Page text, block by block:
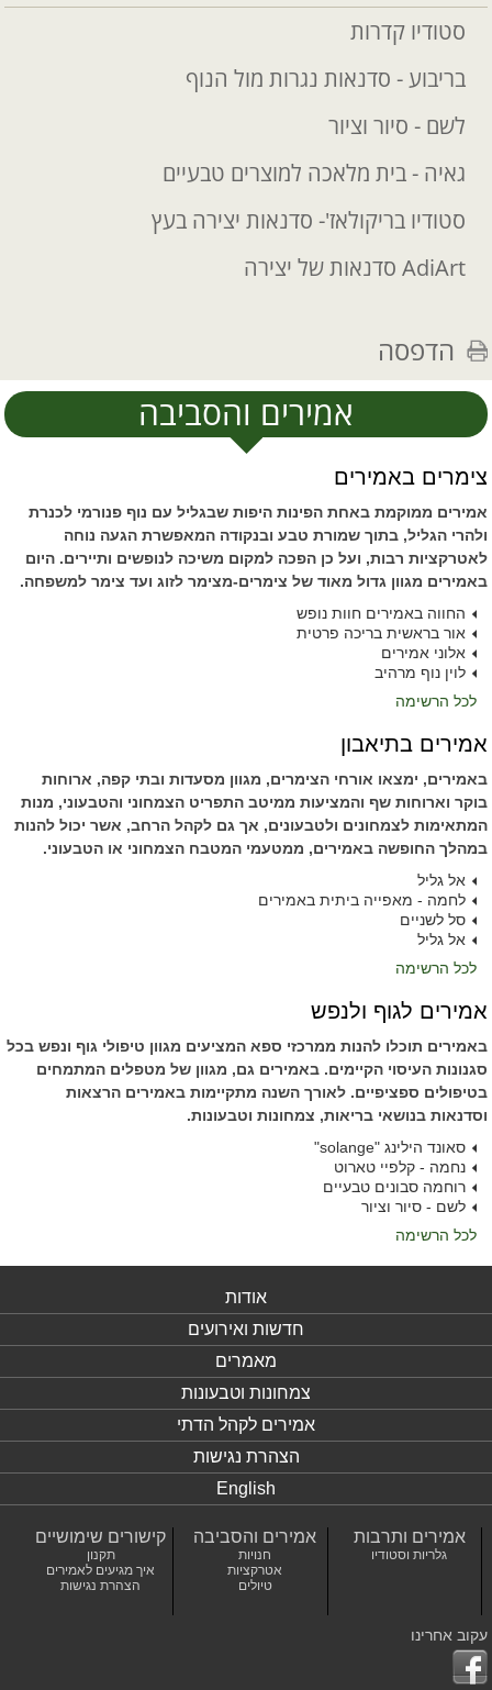
סטודיו קדרות
בריבוע - סדנאות נגרות מול הנוף
לשם - סיור וציור
גאיה - בית מלאכה למוצרים טבעיים
סטודיו בריקולאז'- סדנאות יצירה בעץ
AdiArt סדנאות של יצירה
הדפסה
אמירים והסביבה
צימרים באמירים
אמירים ממוקמת באחת הפינות היפות שבגליל עם נוף פנורמי לכנרת
ולהרי הגליל, בתוך שמורת טבע ובנקודה המאפשרת הגעה נוחה
לאטרקציות רבות, ועל כן הפכה למקום משיכה לנופשים ותיירים. היום
באמירים מגוון גדול מאוד של צימרים-מצימר לזוג ועד צימר למשפחה.
החווה באמירים חוות נופש
אור בראשית בריכה פרטית
אלוני אמירים
לוין נוף מרהיב
לכל הרשימה
אמירים בתיאבון
באמירים, ימצאו אורחי הצימרים, מגוון מסעדות ובתי קפה, ארוחות
בוקר וארוחות שף והמציעות ממיטב התפריט הצמחוני והטבעוני, מנות
המתאימות לצמחונים ולטבעונים, אך גם לקהל הרחב, אשר יכול להנות
במהלך החופשה באמירים, ממטעמי המטבח הצמחוני או הטבעוני.
אל גליל
לחמה - מאפייה ביתית באמירים
סל לשניים
אל גליל
לכל הרשימה
אמירים לגוף ולנפש
באמירים תוכלו להנות ממרכזי ספא המציעים מגוון טיפולי גוף ונפש בכל
סגנונות העיסוי הקיימים. באמירים גם, מגוון של מטפלים המתמחים
בטיפולים ספציפיים. לאורך השנה מתקיימות באמירים הרצאות
וסדנאות בנושאי בריאות, צמחונות וטבעונות.
סאונד הילינג "solange"
נחמה - קלפיי טארוט
רוחמה סבונים טבעיים
לשם - סיור וציור
לכל הרשימה
אודות
חדשות ואירועים
מאמרים
צמחונות וטבעונות
אמירים לקהל הדתי
הצהרת נגישות
English
אמירים ותרבות
גלריות וסטודיו
אמירים והסביבה
חנויות
אטרקציות
טיולים
קישורים שימושיים
תקנון
איך מגיעים לאמירים
הצהרת נגישות
עקוב אחרינו